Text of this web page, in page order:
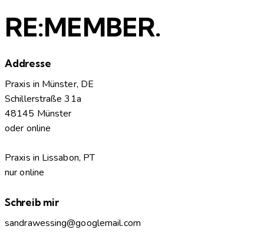
RE:MEMBER.
Addresse
Praxis in Münster, DE
Schillerstraße 31a
48145 Münster
oder online
Praxis in Lissabon, PT
nur online
Schreib mir
sandrawessing@googlemail.com